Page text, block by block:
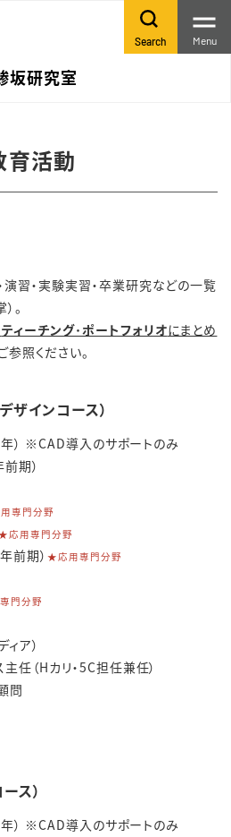
坂研究室
Search Menu
育活動
習・実験実習・卒業研究などの一覧
。
ティーチング･ポートフォリオにまとめ
参照ください。
ザインコース）
） ※CAD導入のサポートのみ
期）
専門分野
応用専門分野
前期） ★応用専門分野
門分野
ア）
任（Hカリ・5C担任兼任）
問
ス）
） ※CAD導入のサポートのみ